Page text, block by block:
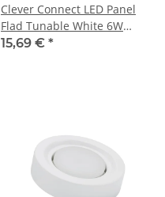
Clever Connect LED Panel
Flad Tunable White 6W
Weiß matt
15,69 € *